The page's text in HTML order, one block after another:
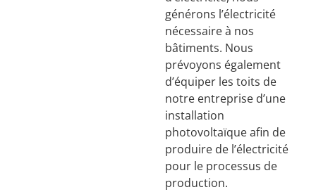
générons l’électricité
nécessaire à nos
bâtiments. Nous
prévoyons également
d’équiper les toits de
notre entreprise d’une
installation
photovoltaïque afin de
produire de l’électricité
pour le processus de
production.